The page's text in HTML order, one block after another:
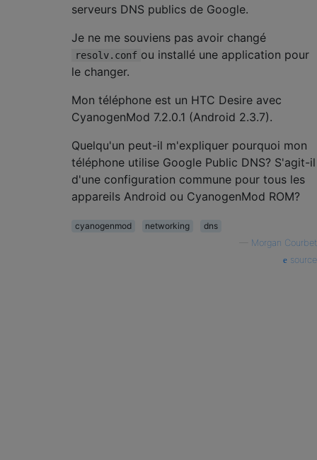
serveurs DNS publics de Google.
Je ne me souviens pas avoir changé
resolv.conf ou installé une application pour
le changer.
Mon téléphone est un HTC Desire avec
CyanogenMod 7.2.0.1 (Android 2.3.7).
Quelqu'un peut-il m'expliquer pourquoi mon
téléphone utilise Google Public DNS? S'agit-il
d'une configuration commune pour tous les
appareils Android ou CyanogenMod ROM?
cyanogenmod networking
dns
Morgan Courbet
source